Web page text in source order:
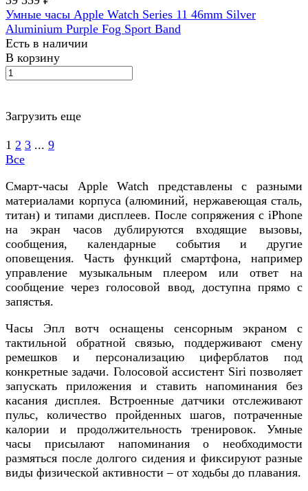
Умные часы Apple Watch Series 11 46mm Silver
Aluminium Purple Fog Sport Band
Есть в наличии
В корзину
Загрузить еще
1 2 3 ... 9
Все
Смарт-часы Apple Watch представлены с разными
материалами корпуса (алюминий, нержавеющая сталь,
титан) и типами дисплеев. После сопряжения с iPhone
на экран часов дублируются входящие вызовы,
сообщения, календарные события и другие
оповещения. Часть функций смартфона, например
управление музыкальным плеером или ответ на
сообщение через голосовой ввод, доступна прямо с
запястья.
Часы Эпл вотч оснащены сенсорным экраном с
тактильной обратной связью, поддерживают смену
ремешков и персонализацию циферблатов под
конкретные задачи. Голосовой ассистент Siri позволяет
запускать приложения и ставить напоминания без
касания дисплея. Встроенные датчики отслеживают
пульс, количество пройденных шагов, потраченные
калории и продолжительность тренировок. Умные
часы присылают напоминания о необходимости
размяться после долгого сидения и фиксируют разные
виды физической активности – от ходьбы до плавания.